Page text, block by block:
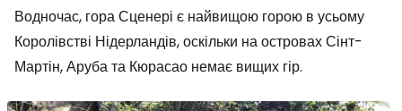
Водночас, гора Сценері є найвищою горою в усьому
Королівстві Нідерландів, оскільки на островах Сінт-
Мартін, Аруба та Кюрасао немає вищих гір.